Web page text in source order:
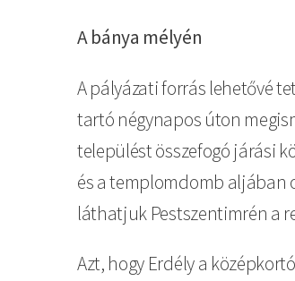
A bánya mélyén
A pályázati forrás lehetővé
tartó négynapos úton
települést összefogó járási
és a templomdomb aljában
láthatjuk Pestszentimrén a
Azt, hogy Erdély a